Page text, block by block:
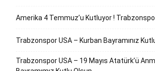
Amerika 4 Temmuz’u Kutluyor !
Trabzonspor USA – Kurban Bayramınız
Trabzonspor USA – 19 Mayıs Atatürk’ü